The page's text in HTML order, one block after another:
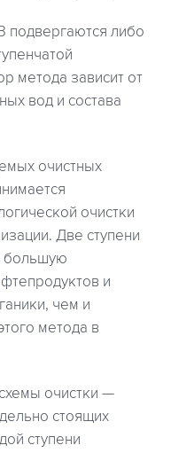
либо
метода зависит от
вод и состава
очистных
очистки
Две ступени
большую
и
чем и
метода в
очистки —
стоящих
ступени